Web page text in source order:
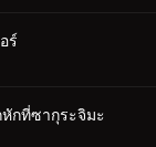
ร์
กที่ซากุระจิมะ